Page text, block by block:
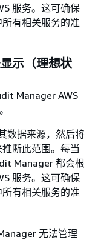
服务。这可确保
有相关服务的准
示（理想状
Manager AWS
数据来源，然后将
断此范围。每当
Manager 都会根
服务。这可确保
有相关服务的准
无法管理